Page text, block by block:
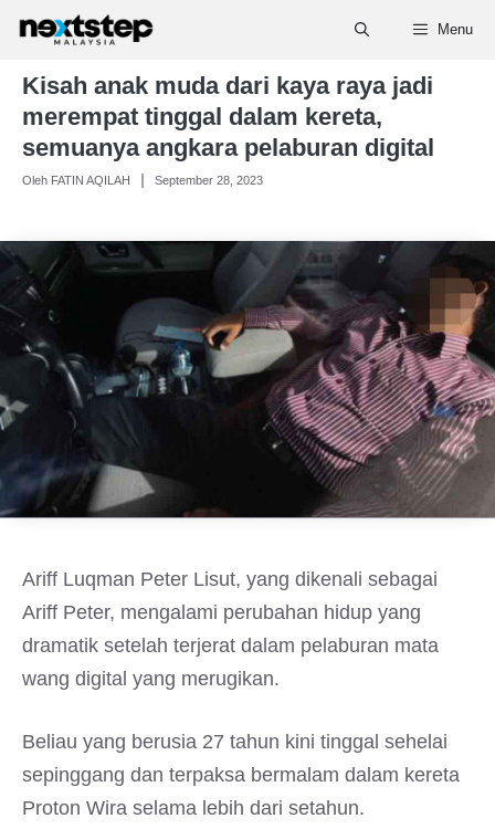
Skip
content
Menu
Kisah anak muda dari kaya raya jadi
merempat tinggal dalam kereta,
semuanya angkara pelaburan digital
Oleh FATIN AQILAH September 28, 2023
Ariff Luqman Peter Lisut, yang dikenali sebagai
Ariff Peter, mengalami perubahan hidup yang
dramatik setelah terjerat dalam pelaburan mata
wang digital yang merugikan.
Beliau yang berusia 27 tahun kini tinggal sehelai
sepinggang dan terpaksa bermalam dalam kereta
Proton Wira selama lebih dari setahun.